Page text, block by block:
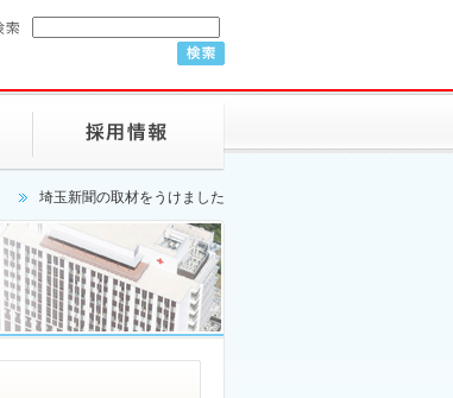
埼玉新聞の取材をうけました